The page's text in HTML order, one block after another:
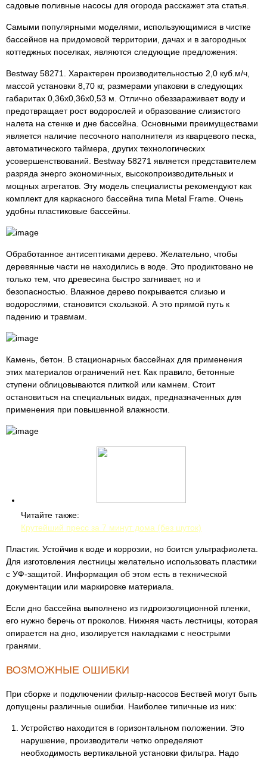
садовые поливные насосы для огорода расскажет эта статья.
Самыми популярными моделями, использующимися в чистке
бассейнов на придомовой территории, дачах и в загородных
коттеджных поселках, являются следующие предложения:
Bestway 58271. Характерен производительностью 2,0 куб.м/ч,
массой установки 8,70 кг, размерами упаковки в следующих
габаритах 0,36х0,36х0,53 м. Отлично обеззараживает воду и
предотвращает рост водорослей и образование слизистого
налета на стенке и дне бассейна. Основными преимуществами
является наличие песочного наполнителя из кварцевого песка,
автоматического таймера, других технологических
усовершенствований. Bestway 58271 является представителем
разряда энерго экономичных, высокопроизводительных и
мощных агрегатов. Эту модель специалисты рекомендуют как
комплект для каркасного бассейна типа Metal Frame. Очень
удобны пластиковые бассейны.
Обработанное антисептиками дерево. Желательно, чтобы
деревянные части не находились в воде. Это продиктовано не
только тем, что древесина быстро загнивает, но и
безопасностью. Влажное дерево покрывается слизью и
водорослями, становится скользкой. А это прямой путь к
падению и травмам.
Камень, бетон. В стационарных бассейнах для применения
этих материалов ограничений нет. Как правило, бетонные
ступени облицовываются плиткой или камнем. Стоит
остановиться на специальных видах, предназначенных для
применения при повышенной влажности.
Читайте также:
Крутейший пресс за 7 минут дома (без шуток)
Пластик. Устойчив к воде и коррозии, но боится ультрафиолета.
Для изготовления лестницы желательно использовать пластики
с УФ-защитой. Информация об этом есть в технической
документации или маркировке материала.
Если дно бассейна выполнено из гидроизоляционной пленки,
его нужно беречь от проколов. Нижняя часть лестницы, которая
опирается на дно, изолируется накладками с неострыми
гранями.
ВОЗМОЖНЫЕ ОШИБКИ
При сборке и подключении фильтр-насосов Бествей могут быть
допущены различные ошибки. Наиболее типичные из них:
Устройство находится в горизонтальном положении. Это
нарушение, производители четко определяют
необходимость вертикальной установки фильтра. Надо